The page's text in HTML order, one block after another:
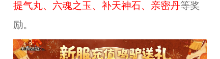
提气丸、六魂之玉、补天神石、亲密丹等奖
励。